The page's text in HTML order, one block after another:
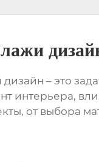
дизайн – это
интерьера,
от выбора